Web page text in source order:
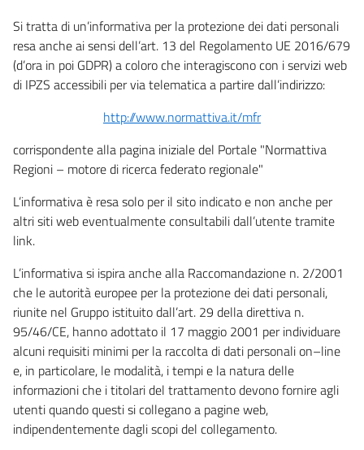
Si tratta di un’informativa per la protezione dei dati personali
resa anche ai sensi dell’art. 13 del Regolamento UE 2016/679
(d’ora in poi GDPR) a coloro che interagiscono con i servizi web
di IPZS accessibili per via telematica a partire dall’indirizzo:
http://www.normattiva.it/mfr
corrispondente alla pagina iniziale del Portale "Normattiva
Regioni – motore di ricerca federato regionale"
L’informativa è resa solo per il sito indicato e non anche per
altri siti web eventualmente consultabili dall’utente tramite
link.
L’informativa si ispira anche alla Raccomandazione n. 2/2001
che le autorità europee per la protezione dei dati personali,
riunite nel Gruppo istituito dall’art. 29 della direttiva n.
95/46/CE, hanno adottato il 17 maggio 2001 per individuare
alcuni requisiti minimi per la raccolta di dati personali on–line
e, in particolare, le modalità, i tempi e la natura delle
informazioni che i titolari del trattamento devono fornire agli
utenti quando questi si collegano a pagine web,
indipendentemente dagli scopi del collegamento.